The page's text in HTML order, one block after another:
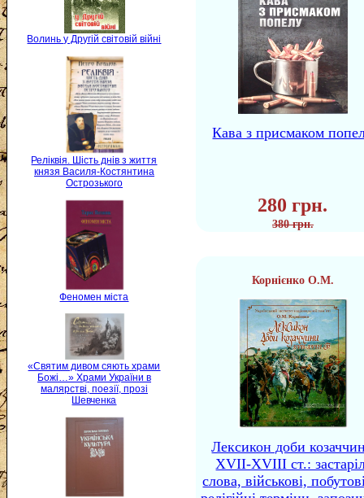
Волинь у Другій світовій війні
Реліквія. Шість днів з життя
князя Василя-Костянтина
Острозького
Феномен міста
«Святим дивом сяють храми
Божі…» Храми України в
малярстві, поезії, прозі
Шевченка
Кава з присмаком
280 грн.
380 грн.
Корнієнко О.М.
Лексикон доби
XVII-XVIII ст.:
слова, військові,